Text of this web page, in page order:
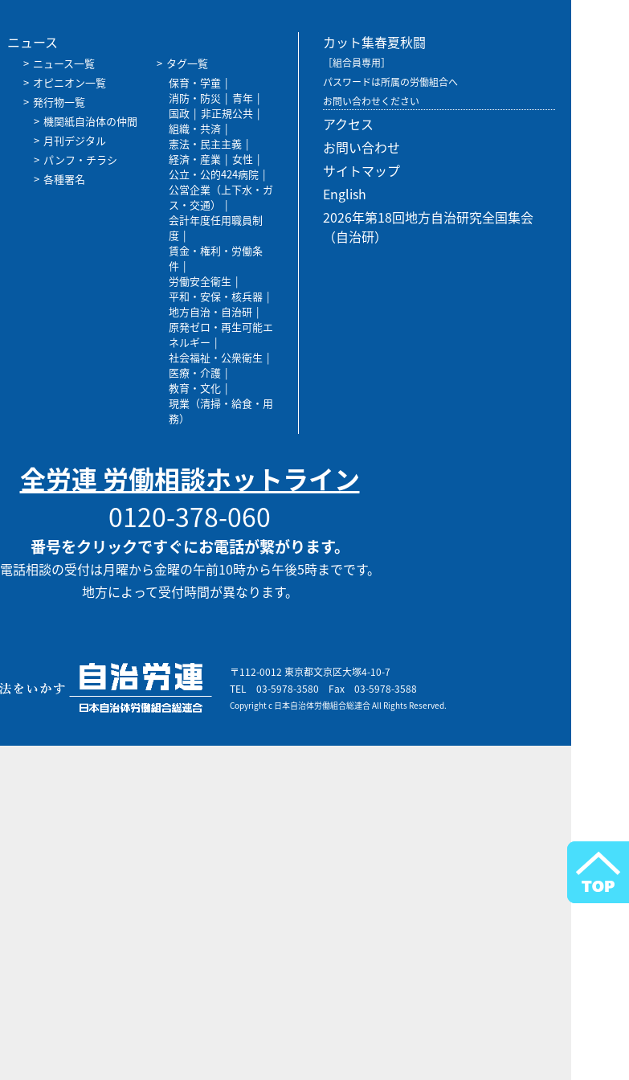
ニュース
ニュース一覧
オピニオン一覧
発行物一覧
機関紙自治体の仲間
月刊デジタル
パンフ・チラシ
各種署名
タグ一覧
保育・学童
消防・防災
青年
国政
非正規公共
組織・共済
憲法・民主主義
経済・産業
女性
公立・公的424病院
公営企業（上下水・ガ
ス・交通）
会計年度任用職員制
度
賃金・権利・労働条
件
労働安全衛生
平和・安保・核兵器
地方自治・自治研
原発ゼロ・再生可能エ
ネルギー
社会福祉・公衆衛生
医療・介護
教育・文化
現業（清掃・給食・用
務）
カット集春夏秋闘
［組合員専用］
パスワードは所属の労働組合へ
お問い合わせください
アクセス
お問い合わせ
サイトマップ
English
2026年第18回地方自治研究全国集会
（自治研）
全労連 労働相談ホットライン
0120-378-060
番号をクリックですぐにお電話が繋がります。
電話相談の受付は月曜から金曜の午前10時から午後5時までです。
地方によって受付時間が異なります。
〒112-0012 東京都文京区大塚4-10-7
TEL 03-5978-3580 Fax 03-5978-3588
Copyright c 日本自治体労働組合総連合 All Rights Reserved.